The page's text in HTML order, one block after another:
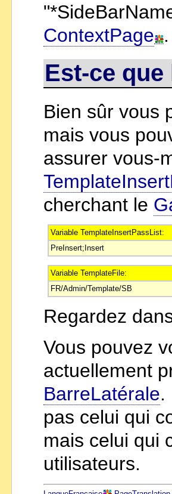
ContextPage .
Est-ce
Bien sûr vous
mais vous
assurer vous-
cherchant le
Variable TemplateInsertPassList:
PreInsert;Insert
Variable TemplateFile:
FR/Admin/Template/SB
Regardez
Vous pouvez
actuellement
BarreLatérale.
pas celui qui
mais celui qui
utilisateurs.